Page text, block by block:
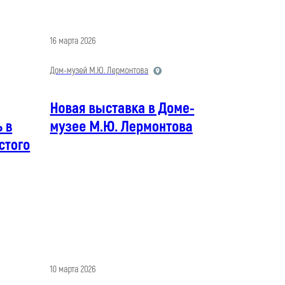
в
16 марта 2026
Дом-музей М.Ю. Лермонтова
Новая выставка в Доме-
музее М.Ю. Лермонтова
10 марта 2026